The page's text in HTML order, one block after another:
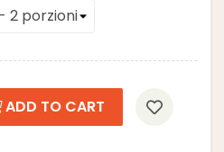
ADD TO CART